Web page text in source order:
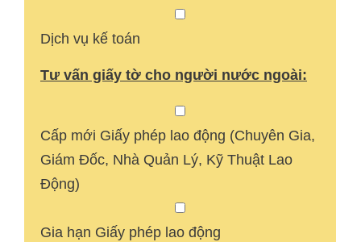
Dịch vụ kế toán
Tư vấn giấy tờ cho người nước ngoài:
Cấp mới Giấy phép lao động (Chuyên Gia,
Giám Đốc, Nhà Quản Lý, Kỹ Thuật Lao
Động)
Gia hạn Giấy phép lao động